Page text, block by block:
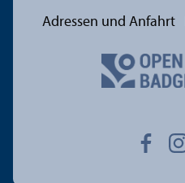
Adressen und Anfahrt